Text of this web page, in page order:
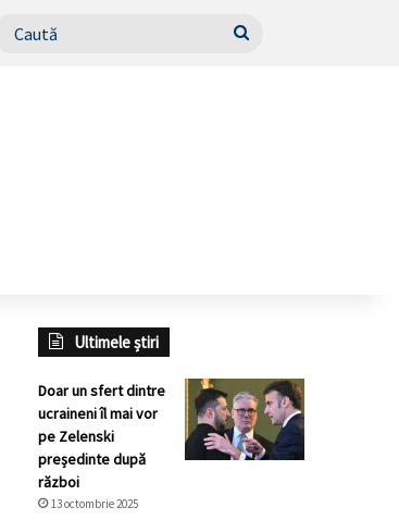
Caută
Ultimele știri
Doar un sfert dintre
ucraineni îl mai vor
pe Zelenski
președinte după
război
13 octombrie 2025